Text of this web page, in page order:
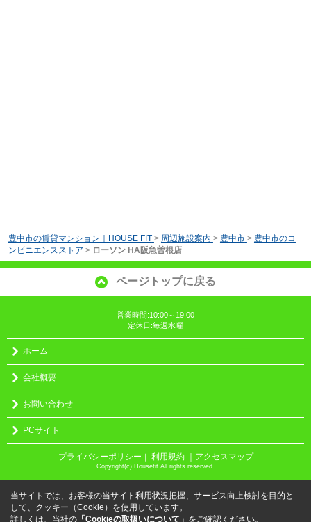
豊中市の賃貸マンション｜HOUSE FIT > 周辺施設案内 > 豊中市 > 豊中市のコ
ンビニエンスストア > ローソン HA阪急曽根店
ページトップに戻る
営業時間:10:00～19:00
定休日:毎週水曜
ホーム
会社概要
お問い合わせ
PCサイト
プライバシーポリシー ｜ 利用規約 ｜アクセスマップ
Copyright(c) Housefit All rights reserved.
当サイトでは、お客様の当サイト利用状況把握、サービス向上検討を目的と
して、クッキー（Cookie）を使用しています。
詳しくは、当社の 「Cookieの取扱いについて」 をご確認ください。